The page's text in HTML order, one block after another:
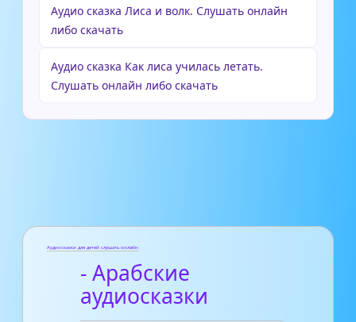
Аудио сказка Лиса и волк. Слушать онлайн
либо скачать
Аудио сказка Как лиса училась летать.
Слушать онлайн либо скачать
Аудиосказки для детей слушать онлайн
- Арабские
аудиосказки